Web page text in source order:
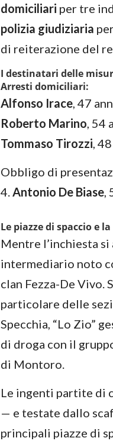
domiciliari per tre
polizia giudiziaria
di reiterazione del
I destinatari delle
Arresti domiciliari:
Alfonso Irace , 47
Roberto Marino ,
Tommaso Tirozzi ,
Obbligo di
4. Antonio De Biase
Le piazze di spaccio e
Mentre l’inchiesta si
intermediario noto
clan Fezza-De Vivo.
particolare delle
Specchia, “Lo Zio”
di droga con il
di Montoro.
Le ingenti partite di
— e testate dallo
principali piazze di